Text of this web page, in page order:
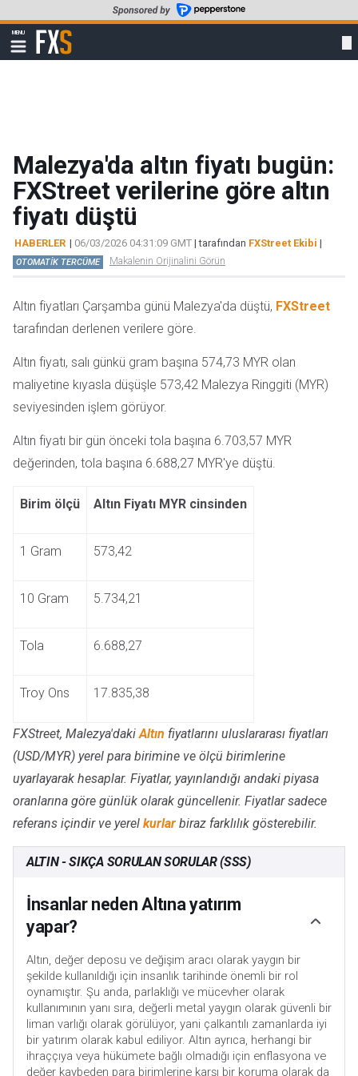
to
main
content
MENU
Show
navigation
FXStreet
Malezya'da altın fiyatı bugün:
FXStreet verilerine göre altın
fiyatı düştü
HABERLER | 06/03/2026 04:31:09 GMT | tarafından FXStreet Ekibi |
OTOMATİK TERCÜME Makalenin Orijinalini Görün
Altın fiyatları Çarşamba günü Malezya'da düştü, FXStreet
tarafından derlenen verilere göre.
Altın fiyatı, salı günkü gram başına 574,73 MYR olan
maliyetine kıyasla düşüşle 573,42 Malezya Ringgiti (MYR)
seviyesinden işlem görüyor.
Altın fiyatı bir gün önceki tola başına 6.703,57 MYR
değerinden, tola başına 6.688,27 MYR'ye düştü.
Birim ölçü Altın Fiyatı MYR cinsinden
1 Gram 573,42
10 Gram 5.734,21
Tola 6.688,27
Troy Ons 17.835,38
FXStreet, Malezya'dakiAltın fiyatlarını uluslararası fiyatları
(USD/MYR) yerel para birimine ve ölçü birimlerine
uyarlayarak hesaplar. Fiyatlar, yayınlandığı andaki piyasa
oranlarına göre günlük olarak güncellenir. Fiyatlar sadece
referans içindir ve yerel kurlar biraz farklılık gösterebilir.
ALTIN - SIKÇA SORULAN SORULAR (SSS)
İnsanlar neden Altına yatırım
yapar?
Altın, değer deposu ve değişim aracı olarak yaygın bir
şekilde kullanıldığı için insanlık tarihinde önemli bir rol
oynamıştır. Şu anda, parlaklığı ve mücevher olarak
kullanımının yanı sıra, değerli metal yaygın olarak güvenli bir
liman varlığı olarak görülüyor, yani çalkantılı zamanlarda iyi
bir yatırım olarak kabul ediliyor. Altın ayrıca, herhangi bir
ihraççıya veya hükümete bağlı olmadığı için enflasyona ve
değer kaybeden para birimlerine karşı bir koruma olarak da